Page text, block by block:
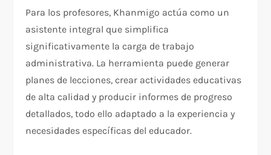
Para los profesores, Khanmigo actúa como un
asistente integral que simplifica
significativamente la carga de trabajo
administrativa. La herramienta puede generar
planes de lecciones, crear actividades educativas
de alta calidad y producir informes de progreso
detallados, todo ello adaptado a la experiencia y
necesidades específicas del educador.